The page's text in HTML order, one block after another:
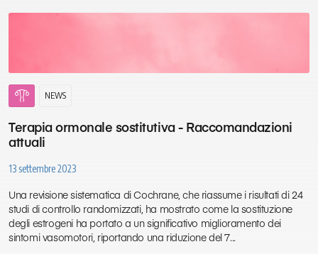
gynecology NEWS
Terapia ormonale sostitutiva - Raccomandazioni
attuali
13 settembre 2023
Una revisione sistematica di Cochrane, che riassume i risultati di 24
studi di controllo randomizzati, ha mostrato come la sostituzione
degli estrogeni ha portato a un significativo miglioramento dei
sintomi vasomotori, riportando una riduzione del 7...